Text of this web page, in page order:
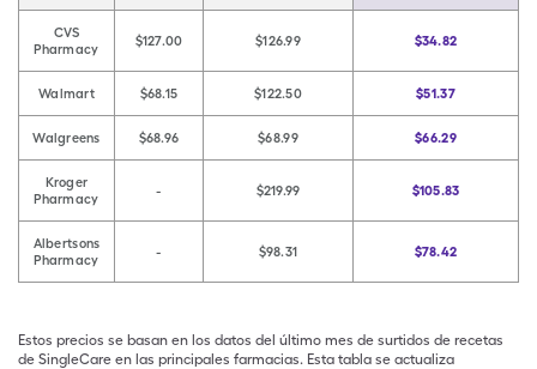
CVS
Pharmacy
$127.00 $126.99 $34.82
Walmart $68.15 $122.50 $51.37
Walgreens $68.96 $68.99 $66.29
Kroger
Pharmacy
- $219.99 $105.83
Albertsons
Pharmacy
- $98.31 $78.42
Estos precios se basan en los datos del último mes de surtidos de recetas
de SingleCare en las principales farmacias. Esta tabla se actualiza